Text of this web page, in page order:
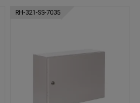
RH-321-SS-7035